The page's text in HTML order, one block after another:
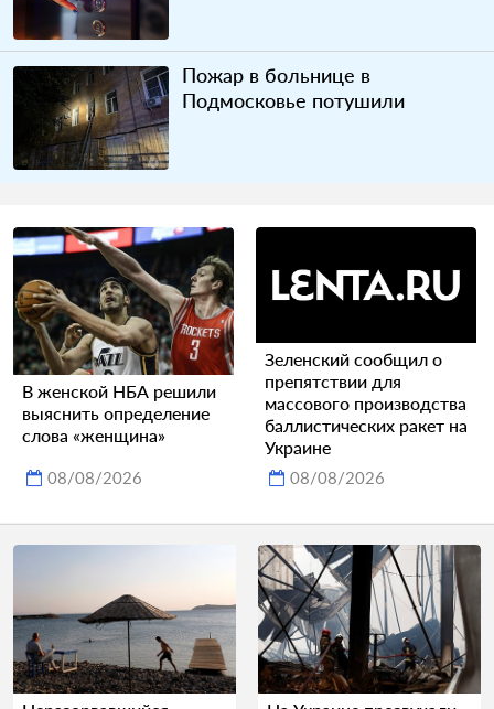
Пожар в больнице в
Подмосковье потушили
В женской НБА решили
выяснить определение
слова «женщина»
08/08/2026
Зеленский сообщил о
препятствии для
массового производства
баллистических ракет на
Украине
08/08/2026